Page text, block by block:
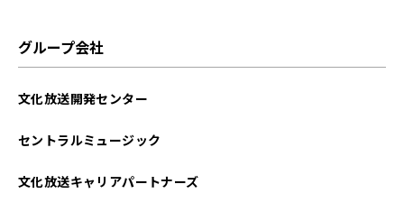
グループ会社
文化放送開発センター
セントラルミュージック
文化放送キャリアパートナーズ